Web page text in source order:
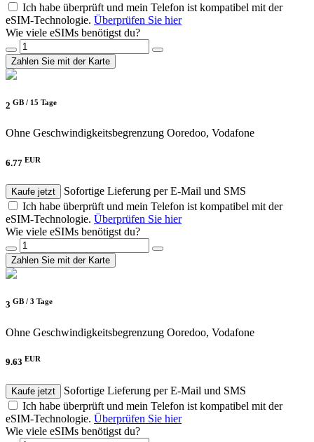
Ich habe überprüft und mein Telefon ist kompatibel mit der
eSIM-Technologie. Überprüfen Sie hier
Wie viele eSIMs benötigst du?
Zahlen Sie mit der Karte
2 GB / 15 Tage
Ohne Geschwindigkeitsbegrenzung Ooredoo, Vodafone
6.77 EUR
Kaufe jetzt
Sofortige Lieferung per E-Mail und SMS
Ich habe überprüft und mein Telefon ist kompatibel mit der
eSIM-Technologie. Überprüfen Sie hier
Wie viele eSIMs benötigst du?
Zahlen Sie mit der Karte
3 GB / 3 Tage
Ohne Geschwindigkeitsbegrenzung Ooredoo, Vodafone
9.63 EUR
Kaufe jetzt
Sofortige Lieferung per E-Mail und SMS
Ich habe überprüft und mein Telefon ist kompatibel mit der
eSIM-Technologie. Überprüfen Sie hier
Wie viele eSIMs benötigst du?